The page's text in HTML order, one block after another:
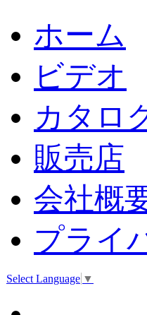
ホーム
ビデオ
カタロ
販売店
会社概
プライ
Select Language ▼